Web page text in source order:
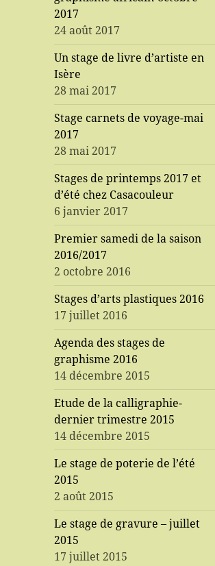
2017
24 août 2017
Un stage de livre d’artiste en
Isère
28 mai 2017
Stage carnets de voyage-mai
2017
28 mai 2017
Stages de printemps 2017 et
d’été chez Casacouleur
6 janvier 2017
Premier samedi de la saison
2016/2017
2 octobre 2016
Stages d’arts plastiques 2016
17 juillet 2016
Agenda des stages de
graphisme 2016
14 décembre 2015
Etude de la calligraphie-
dernier trimestre 2015
14 décembre 2015
Le stage de poterie de l’été
2015
2 août 2015
Le stage de gravure – juillet
2015
17 juillet 2015